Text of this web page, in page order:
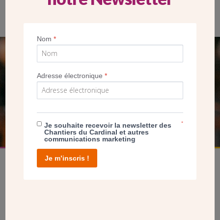
SEUL VOTRE DON
NOUS PERMET D’AGIR
FAIRE UN DON
Nom*
Adresse électronique*
Je souhaite recevoir la newsletter des
Chantiers du Cardinal et autres
communications marketing
*
Je m’inscris !